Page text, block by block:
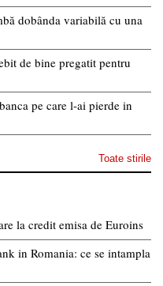
dobânda variabilă cu una
de bine pregatit pentru
pe care l-ai pierde in
Toate stirile
la credit emisa de Euroins
in Romania: ce se intampla